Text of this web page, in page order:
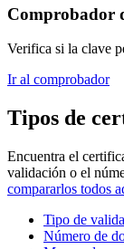
Comprobador
Verifica si la clave
Ir al comprobador
Tipos de
Encuentra el
validación o el
compararlos todos
Tipo de
Número de